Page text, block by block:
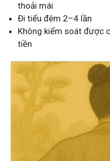
thoải mái
Đi tiểu đêm 2–4 lần
Không kiểm soát được
tiền